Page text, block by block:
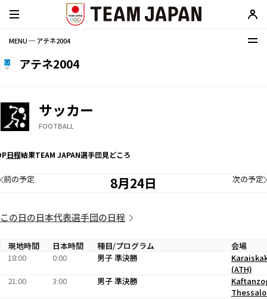
MENU ─ アテネ2004
アテネ2004
サッカー
FOOTBALL
日程結果TEAM JAPAN選手団見どころ
8月24日
前の予定 次の予定
この日の日本代表選手団の日程
現地時間 日本時間 種目/プログラム
会場
18:00
0:00 男子 準決勝
(ATH)
21:00
3:00 男子 準決勝